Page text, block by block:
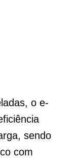
o e-
sendo
com